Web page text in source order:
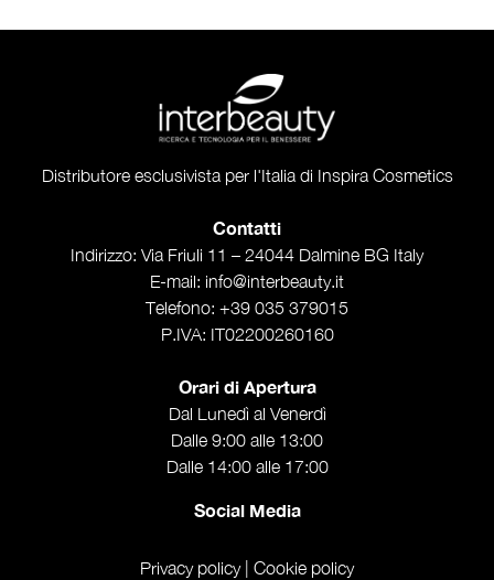
Distributore esclusivista per l'Italia di Inspira Cosmetics
Contatti
Indirizzo: Via Friuli 11 – 24044 Dalmine BG Italy
E-mail: info@interbeauty.it
Telefono: +39 035 379015
P.IVA: IT02200260160
Orari di Apertura
Dal Lunedì al Venerdì
Dalle 9:00 alle 13:00
Dalle 14:00 alle 17:00
Social Media
Privacy policy | Cookie policy